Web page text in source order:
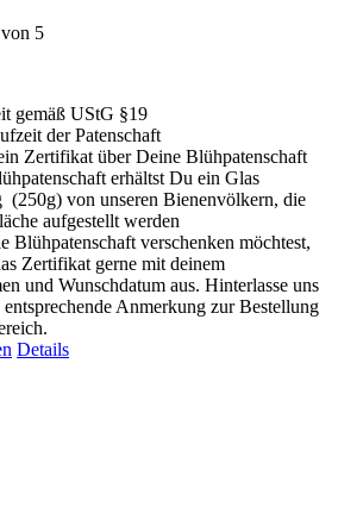
von 5
gemäß UStG §19
der Patenschaft
Zertifikat über Deine Blühpatenschaft
erhältst Du ein Glas
(250g) von unseren Bienenvölkern, die
aufgestellt werden
Blühpatenschaft verschenken möchtest,
Zertifikat gerne mit deinem
und Wunschdatum aus. Hinterlasse uns
Anmerkung zur Bestellung
Details